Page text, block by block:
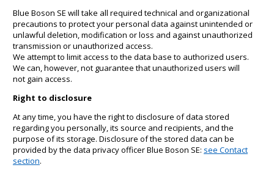
Blue Boson SE will take all required technical and organizational
precautions to protect your personal data against unintended or
unlawful deletion, modification or loss and against unauthorized
transmission or unauthorized access.
We attempt to limit access to the data base to authorized users.
We can, however, not guarantee that unauthorized users will
not gain access.
Right to disclosure
At any time, you have the right to disclosure of data stored
regarding you personally, its source and recipients, and the
purpose of its storage. Disclosure of the stored data can be
provided by the data privacy officer Blue Boson SE: see Contact
section.